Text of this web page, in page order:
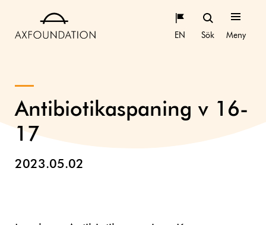
EN Sök Meny
Antibiotikaspaning v 16-
17
2023.05.02